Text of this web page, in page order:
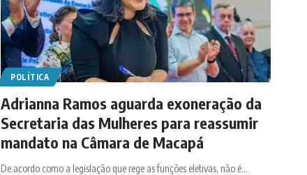
POLÍTICA
Adrianna Ramos aguarda exoneração da
Secretaria das Mulheres para reassumir
mandato na Câmara de Macapá
De acordo como a legislação que rege as funções eletivas, não é…